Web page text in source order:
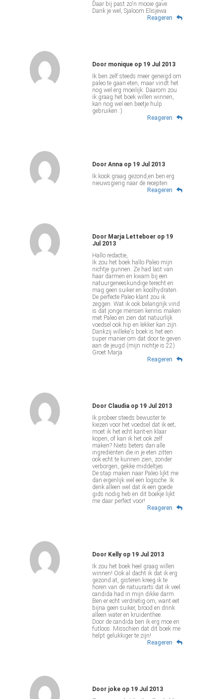
Daar bij past zo'n mooie gave.
Dank je wel, Sjaloom Elisjewa
Reageren
Doormoniqueop 19 Jul 2013
Ik ben zelf steeds meer geneigd om
paleo te gaan eten, maar vindt het
nog wel erg moeilijk. Daarom zou
ik graag het boek willen winnen,
kan nog wel een beetje hulp
gebruiken :)
Reageren
DoorAnnaop 19 Jul 2013
Ik kook graag gezond,en ben erg
nieuwsgierig naar de recepten
Reageren
DoorMarja Letteboerop 19
Jul 2013
Hallo redactie,
Ik zou het boek hallo Paleo mijn
nichtje gunnen. Ze had last van
haar darmen en kwam bij een
natuurgeneeskundige terecht en
mag geen suiker en koolhydraten.
De perfecte Paleo klant zou ik
zeggen. Wat ik ook belangrijk vind
is dat jonge mensen kennis maken
met Paleo en zien dat natuurlijk
voedsel ook hip en lekker kan zijn.
Dankzij willeke's boek is het een
super manier om dat door te geven
aan de jeugd.(mijn nichtje is 22)
Groet Marja
Reageren
DoorClaudiaop 19 Jul 2013
Ik probeer steeds bewuster te
kiezen voor het voedsel dat ik eet;
moet ik het echt kant-en klaar
kopen, of kan ik het ook zelf
maken? Niets beters dan alle
ingrediënten die in je eten zitten
ook echt te kunnen zien, zonder
verborgen, gekke middeltjes.
De stap maken naar Paleo lijkt me
dan eigenlijk wel een logische. Ik
denk alleen wel dat ik een goede
gids nodig heb en dit boekje lijkt
me daar perfect voor!
Reageren
DoorKellyop 19 Jul 2013
Ik zou het boek heel graag willen
winnen! Ook al dacht ik dat ik erg
gezond at, gisteren kreeg ik te
horen van de natuurarts dat ik veel
candida had in mijn dikke darm.
Ben er echt verdrietig om, want eet
bijna geen suiker, brood en drink
alleen water en kruidenthee.
Door de candida ben ik erg moe en
futloos. Misschien dat dit boek me
helpt gelukkiger te zijn!
Reageren
Doorjokeop 19 Jul 2013